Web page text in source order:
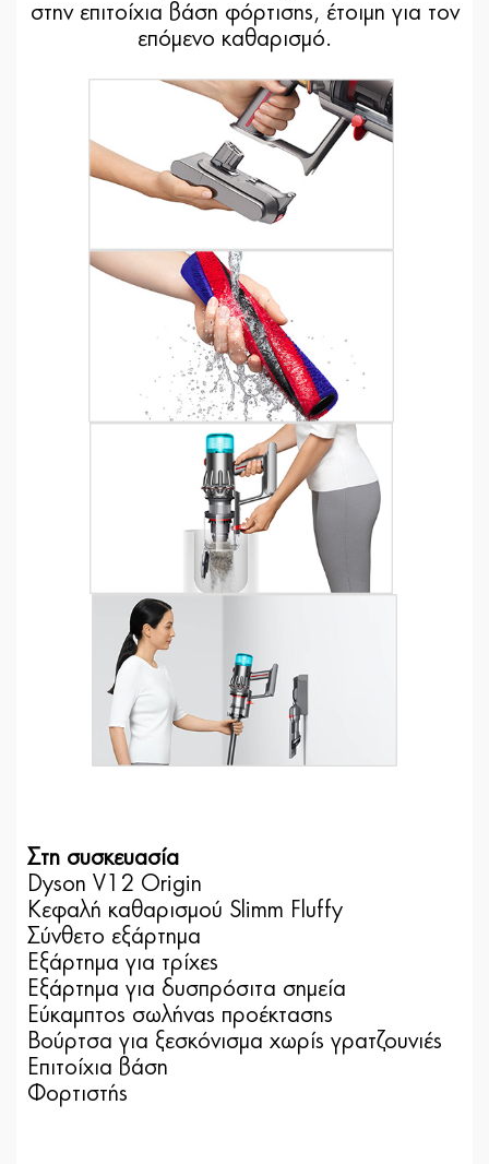
στην επιτοίχια βάση φόρτισης, έτοιμη για τον
επόμενο καθαρισμό.
Στη συσκευασία
Dyson V12 Origin
Κεφαλή καθαρισμού Slimm Fluffy
Σύνθετο εξάρτημα
Εξάρτημα για τρίχες
Εξάρτημα για δυσπρόσιτα σημεία
Εύκαμπτος σωλήνας προέκτασης
Βούρτσα για ξεσκόνισμα χωρίς γρατζουνιές
Επιτοίχια βάση
Φορτιστής